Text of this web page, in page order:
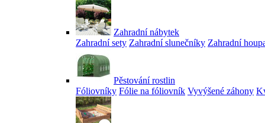
Zahradní nábytek
Zahradní sety Zahradní slunečníky Zahradní
Pěstování rostlin
Fóliovníky Fólie na fóliovník Vyvýšené záhony